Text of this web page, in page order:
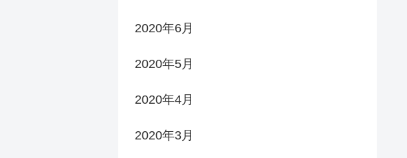
2020年6月
2020年5月
2020年4月
2020年3月